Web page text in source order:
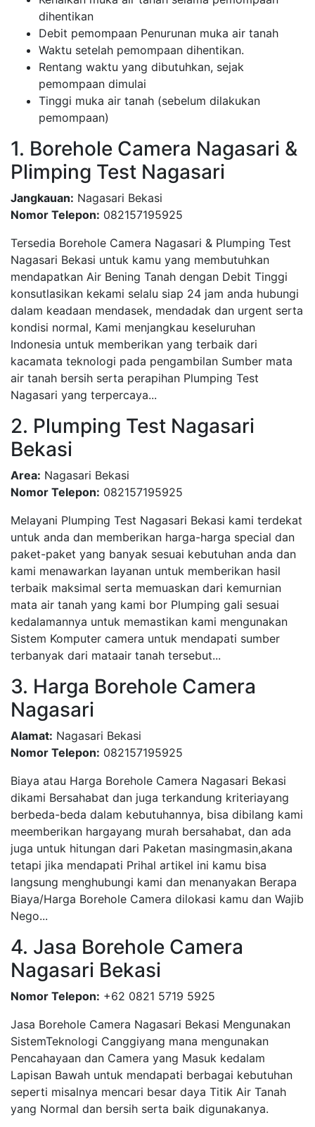
dihentikan
Debit pemompaan Penurunan muka air tanah
Waktu setelah pemompaan dihentikan.
Rentang waktu yang dibutuhkan, sejak
pemompaan dimulai
Tinggi muka air tanah (sebelum dilakukan
pemompaan)
1. Borehole Camera Nagasari &
Plimping Test Nagasari
Jangkauan: Nagasari Bekasi
Nomor Telepon: 082157195925
Tersedia Borehole Camera Nagasari & Plumping Test
Nagasari Bekasi untuk kamu yang membutuhkan
mendapatkan Air Bening Tanah dengan Debit Tinggi
konsutlasikan kekami selalu siap 24 jam anda hubungi
dalam keadaan mendasek, mendadak dan urgent serta
kondisi normal, Kami menjangkau keseluruhan
Indonesia untuk memberikan yang terbaik dari
kacamata teknologi pada pengambilan Sumber mata
air tanah bersih serta perapihan Plumping Test
Nagasari yang terpercaya...
2. Plumping Test Nagasari
Bekasi
Area: Nagasari Bekasi
Nomor Telepon: 082157195925
Melayani Plumping Test Nagasari Bekasi kami terdekat
untuk anda dan memberikan harga-harga special dan
paket-paket yang banyak sesuai kebutuhan anda dan
kami menawarkan layanan untuk memberikan hasil
terbaik maksimal serta memuaskan dari kemurnian
mata air tanah yang kami bor Plumping gali sesuai
kedalamannya untuk memastikan kami mengunakan
Sistem Komputer camera untuk mendapati sumber
terbanyak dari mataair tanah tersebut...
3. Harga Borehole Camera
Nagasari
Alamat: Nagasari Bekasi
Nomor Telepon: 082157195925
Biaya atau Harga Borehole Camera Nagasari Bekasi
dikami Bersahabat dan juga terkandung kriteriayang
berbeda-beda dalam kebutuhannya, bisa dibilang kami
meemberikan hargayang murah bersahabat, dan ada
juga untuk hitungan dari Paketan masingmasin,akana
tetapi jika mendapati Prihal artikel ini kamu bisa
langsung menghubungi kami dan menanyakan Berapa
Biaya/Harga Borehole Camera dilokasi kamu dan Wajib
Nego...
4. Jasa Borehole Camera
Nagasari Bekasi
Nomor Telepon: +62 0821 5719 5925
Jasa Borehole Camera Nagasari Bekasi Mengunakan
SistemTeknologi Canggiyang mana mengunakan
Pencahayaan dan Camera yang Masuk kedalam
Lapisan Bawah untuk mendapati berbagai kebutuhan
seperti misalnya mencari besar daya Titik Air Tanah
yang Normal dan bersih serta baik digunakanya.